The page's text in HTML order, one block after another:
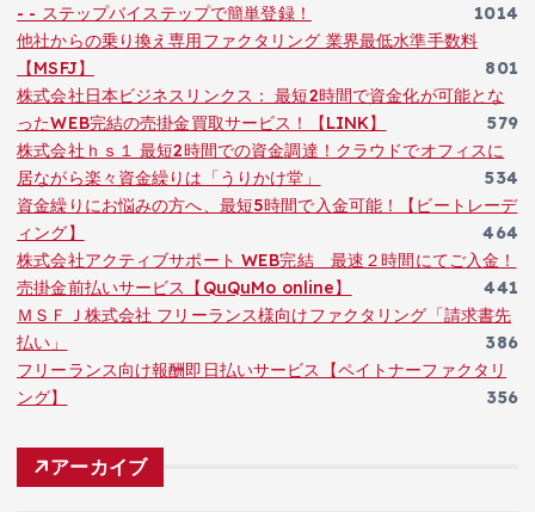
- - ステップバイステップで簡単登録！
1014
他社からの乗り換え専用ファクタリング 業界最低水準手数料
【MSFJ】
801
株式会社日本ビジネスリンクス： 最短2時間で資金化が可能とな
ったWEB完結の売掛金買取サービス！【LINK】
579
株式会社ｈｓ１ 最短2時間での資金調達！クラウドでオフィスに
居ながら楽々資金繰りは「うりかけ堂」
534
資金繰りにお悩みの方へ、最短5時間で入金可能！【ビートレーデ
ィング】
464
株式会社アクティブサポート WEB完結 最速２時間にてご入金！
売掛金前払いサービス【QuQuMo online】
441
ＭＳＦＪ株式会社 フリーランス様向けファクタリング「請求書先
払い」
386
フリーランス向け報酬即日払いサービス【ペイトナーファクタリ
ング】
356
アーカイブ